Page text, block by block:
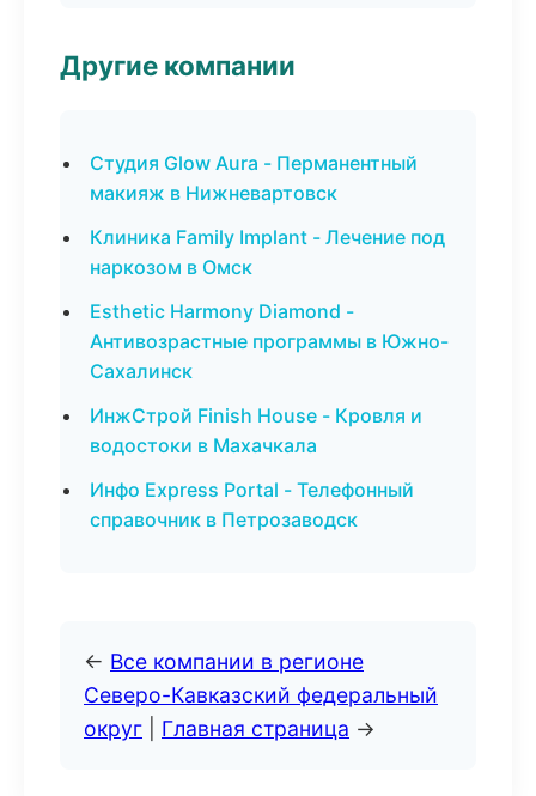
Другие компании
Студия Glow Aura - Перманентный
макияж в Нижневартовск
Клиника Family Implant - Лечение под
наркозом в Омск
Esthetic Harmony Diamond -
Антивозрастные программы в Южно-
Сахалинск
ИнжСтрой Finish House - Кровля и
водостоки в Махачкала
Инфо Express Portal - Телефонный
справочник в Петрозаводск
← Все компании в регионе
Северо-Кавказский федеральный
округ
Главная страница →